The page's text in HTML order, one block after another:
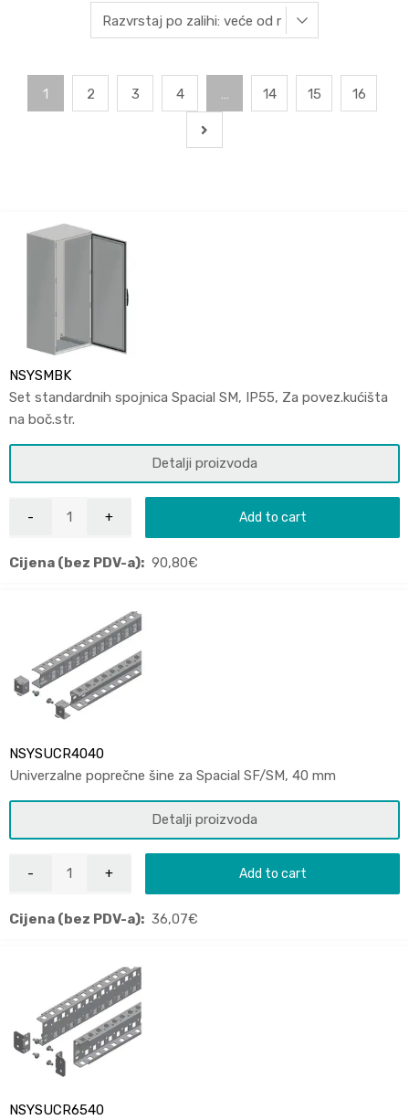
1 2 3 4 … 14 15 16
NSYSMBK
Set standardnih spojnica Spacial SM, IP55, Za povez.kućišta
na boč.str.
Detalji proizvoda
Add to cart
Cijena (bez PDV-a): 90,80€
NSYSUCR4040
Univerzalne poprečne šine za Spacial SF/SM, 40 mm
Detalji proizvoda
Add to cart
Cijena (bez PDV-a): 36,07€
NSYSUCR6540